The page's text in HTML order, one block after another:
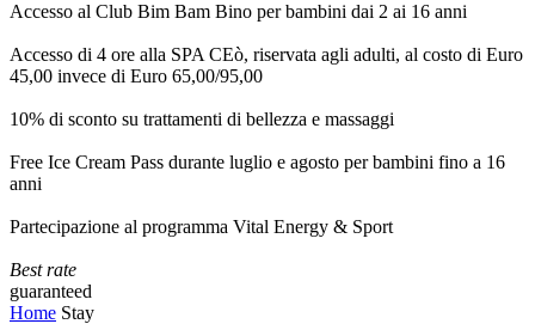
Accesso al Club Bim Bam Bino per bambini dai 2 ai 16 anni
Accesso di 4 ore alla SPA CEò, riservata agli adulti, al costo di Euro
45,00 invece di Euro 65,00/95,00
10% di sconto su trattamenti di bellezza e massaggi
Free Ice Cream Pass durante luglio e agosto per bambini fino a 16
anni
Partecipazione al programma Vital Energy & Sport
Best rate
guaranteed
Home Stay